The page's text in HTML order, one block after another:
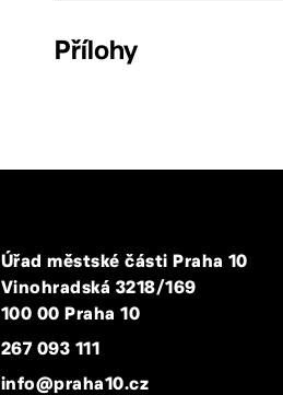
Přílohy
Úřad městské části Praha 10
Vinohradská 3218/169
100 00 Praha 10
267 093 111
info@praha10.cz